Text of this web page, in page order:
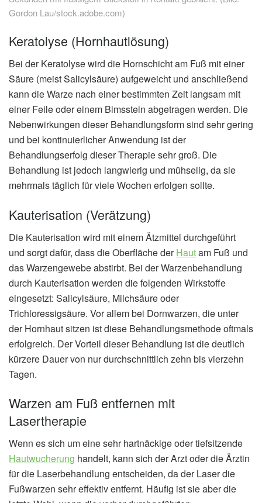
Gordon Lau/stock.adobe.com)
Keratolyse (Hornhautlösung)
Bei der Keratolyse wird die Hornschicht am Fuß mit einer
Säure (meist Salicylsäure) aufgeweicht und anschließend
kann die Warze nach einer bestimmten Zeit langsam mit
einer Feile oder einem Bimsstein abgetragen werden. Die
Nebenwirkungen dieser Behandlungsform sind sehr gering
und bei kontinuierlicher Anwendung ist der
Behandlungserfolg dieser Therapie sehr groß. Die
Behandlung ist jedoch langwierig und mühselig, da sie
mehrmals täglich für viele Wochen erfolgen sollte.
Kauterisation (Verätzung)
Die Kauterisation wird mit einem Ätzmittel durchgeführt
und sorgt dafür, dass die Oberfläche derHautam Fuß und
das Warzengewebe abstirbt. Bei der Warzenbehandlung
durch Kauterisation werden die folgenden Wirkstoffe
eingesetzt: Salicylsäure, Milchsäure oder
Trichloressigsäure. Vor allem bei Dornwarzen, die unter
der Hornhaut sitzen ist diese Behandlungsmethode oftmals
erfolgreich. Der Vorteil dieser Behandlung ist die deutlich
kürzere Dauer von nur durchschnittlich zehn bis vierzehn
Tagen.
Warzen am Fuß entfernen mit
Lasertherapie
Wenn es sich um eine sehr hartnäckige oder tiefsitzende
Hautwucherung handelt, kann sich der Arzt oder die Ärztin
für die Laserbehandlung entscheiden, da der Laser die
Fußwarzen sehr effektiv entfernt. Häufig ist sie aber die